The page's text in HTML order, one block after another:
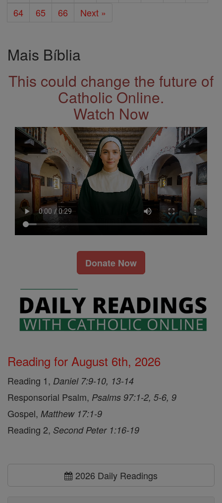
64
65 66 Next »
Mais Bíblia
This could change the future of
Catholic Online.
Watch Now
Donate Now
Reading for August 6th, 2026
Reading 1, Daniel 7:9-10, 13-14
Responsorial Psalm, Psalms 97:1-2, 5-6, 9
Gospel, Matthew 17:1-9
Reading 2, Second Peter 1:16-19
2026 Daily Readings